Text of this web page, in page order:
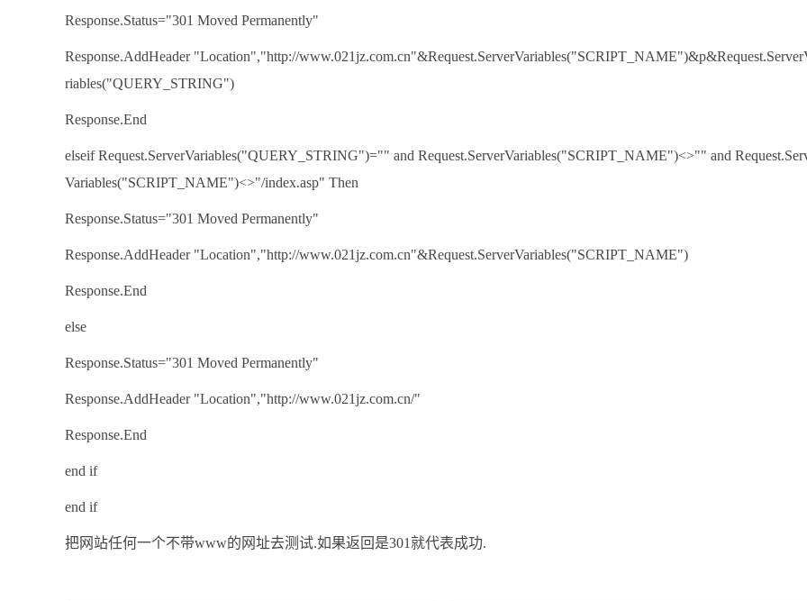
Response.Status="301 Moved Permanently"
Response.AddHeader "Location","http://
riables("QUERY_STRING")
Response.End
elseif Request.ServerVariables("QUERY_STRING")="" and Request.ServerVariables("SCRIPT_NAME")<>"" and
Variables("SCRIPT_NAME")<>"/index.asp" Then
Response.Status="301 Moved Permanently"
Response.AddHeader "Location","http://www.021jz.com.cn"&Request.ServerVariables("SCRIPT_NAME")
Response.End
else
Response.Status="301 Moved Permanently"
Response.AddHeader "Location","http://www.021jz.com.cn/"
Response.End
end if
end if
把网站任何一个不带www的网址去测试.如果返回是301就代表成功.